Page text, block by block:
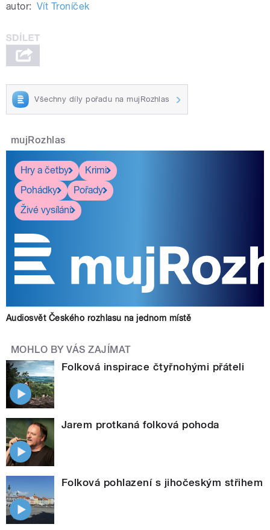
autor: Vít Troníček
Všechny díly pořadu na mujRozhlas
mujRozhlas
Hry a četby
Krimi
Pohádky
Pořady
Živé vysílání
Audiosvět Českého rozhlasu na jednom místě
MOHLO BY VÁS ZAJÍMAT
Folková inspirace čtyřnohými přáteli
Jarem protkaná folková pohoda
Folková pohlazení s jihočeským střihem